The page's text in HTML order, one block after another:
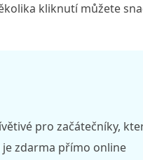
kliknutí můžete
pro začátečníky,
zdarma přímo online